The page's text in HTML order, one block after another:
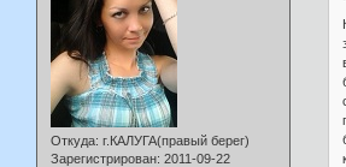
Откуда: г.КАЛУГА(правый берег)
Зарегистрирован: 2011-09-22